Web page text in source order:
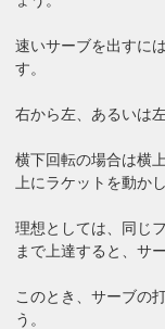
速いサーブを出すに
す。
右から左、あるいは
横下回転の場合は横
上にラケットを動か
理想としては、同じ
まで上達すると、サ
このとき、サーブの
う。